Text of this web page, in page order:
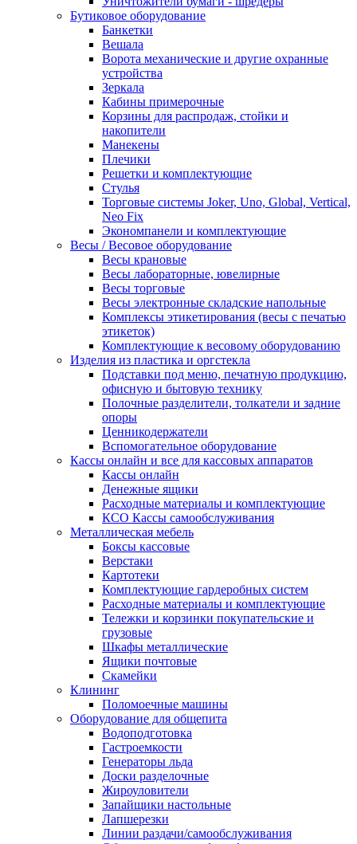
Бутиковое оборудование
Банкетки
Вешала
Ворота механические и другие охранные
устройства
Зеркала
Кабины примерочные
Корзины для распродаж, стойки и
накопители
Манекены
Плечики
Решетки и комплектующие
Стулья
Торговые системы Joker, Uno, Global, Vertical,
Neo Fix
Экономпанели и комплектующие
Весы / Весовое оборудование
Весы крановые
Весы лабораторные, ювелирные
Весы торговые
Весы электронные складские напольные
Комплексы этикетирования (весы с печатью
этикеток)
Комплектующие к весовому оборудованию
Изделия из пластика и оргстекла
Подставки под меню, печатную продукцию,
офисную и бытовую технику
Полочные разделители, толкатели и задние
опоры
Ценникодержатели
Вспомогательное оборудование
Кассы онлайн и все для кассовых аппаратов
Кассы онлайн
Денежные ящики
Расходные материалы и комплектующие
КСО Кассы самообслуживания
Металлическая мебель
Боксы кассовые
Верстаки
Картотеки
Комплектующие гардеробных систем
Расходные материалы и комплектующие
Тележки и корзинки покупательские и
грузовые
Шкафы металлические
Ящики почтовые
Скамейки
Клининг
Поломоечные машины
Оборудование для общепита
Водоподготовка
Гастроемкости
Генераторы льда
Доски разделочные
Жироуловители
Запайщики настольные
Лапшерезки
Линии раздачи/самообслуживания